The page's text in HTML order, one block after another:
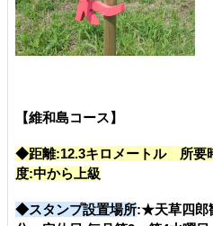
【維和島コース】
◆距離:12.3キロメートル 所要
度:中から上級
◆スタンプ設置場所:★天草四郎